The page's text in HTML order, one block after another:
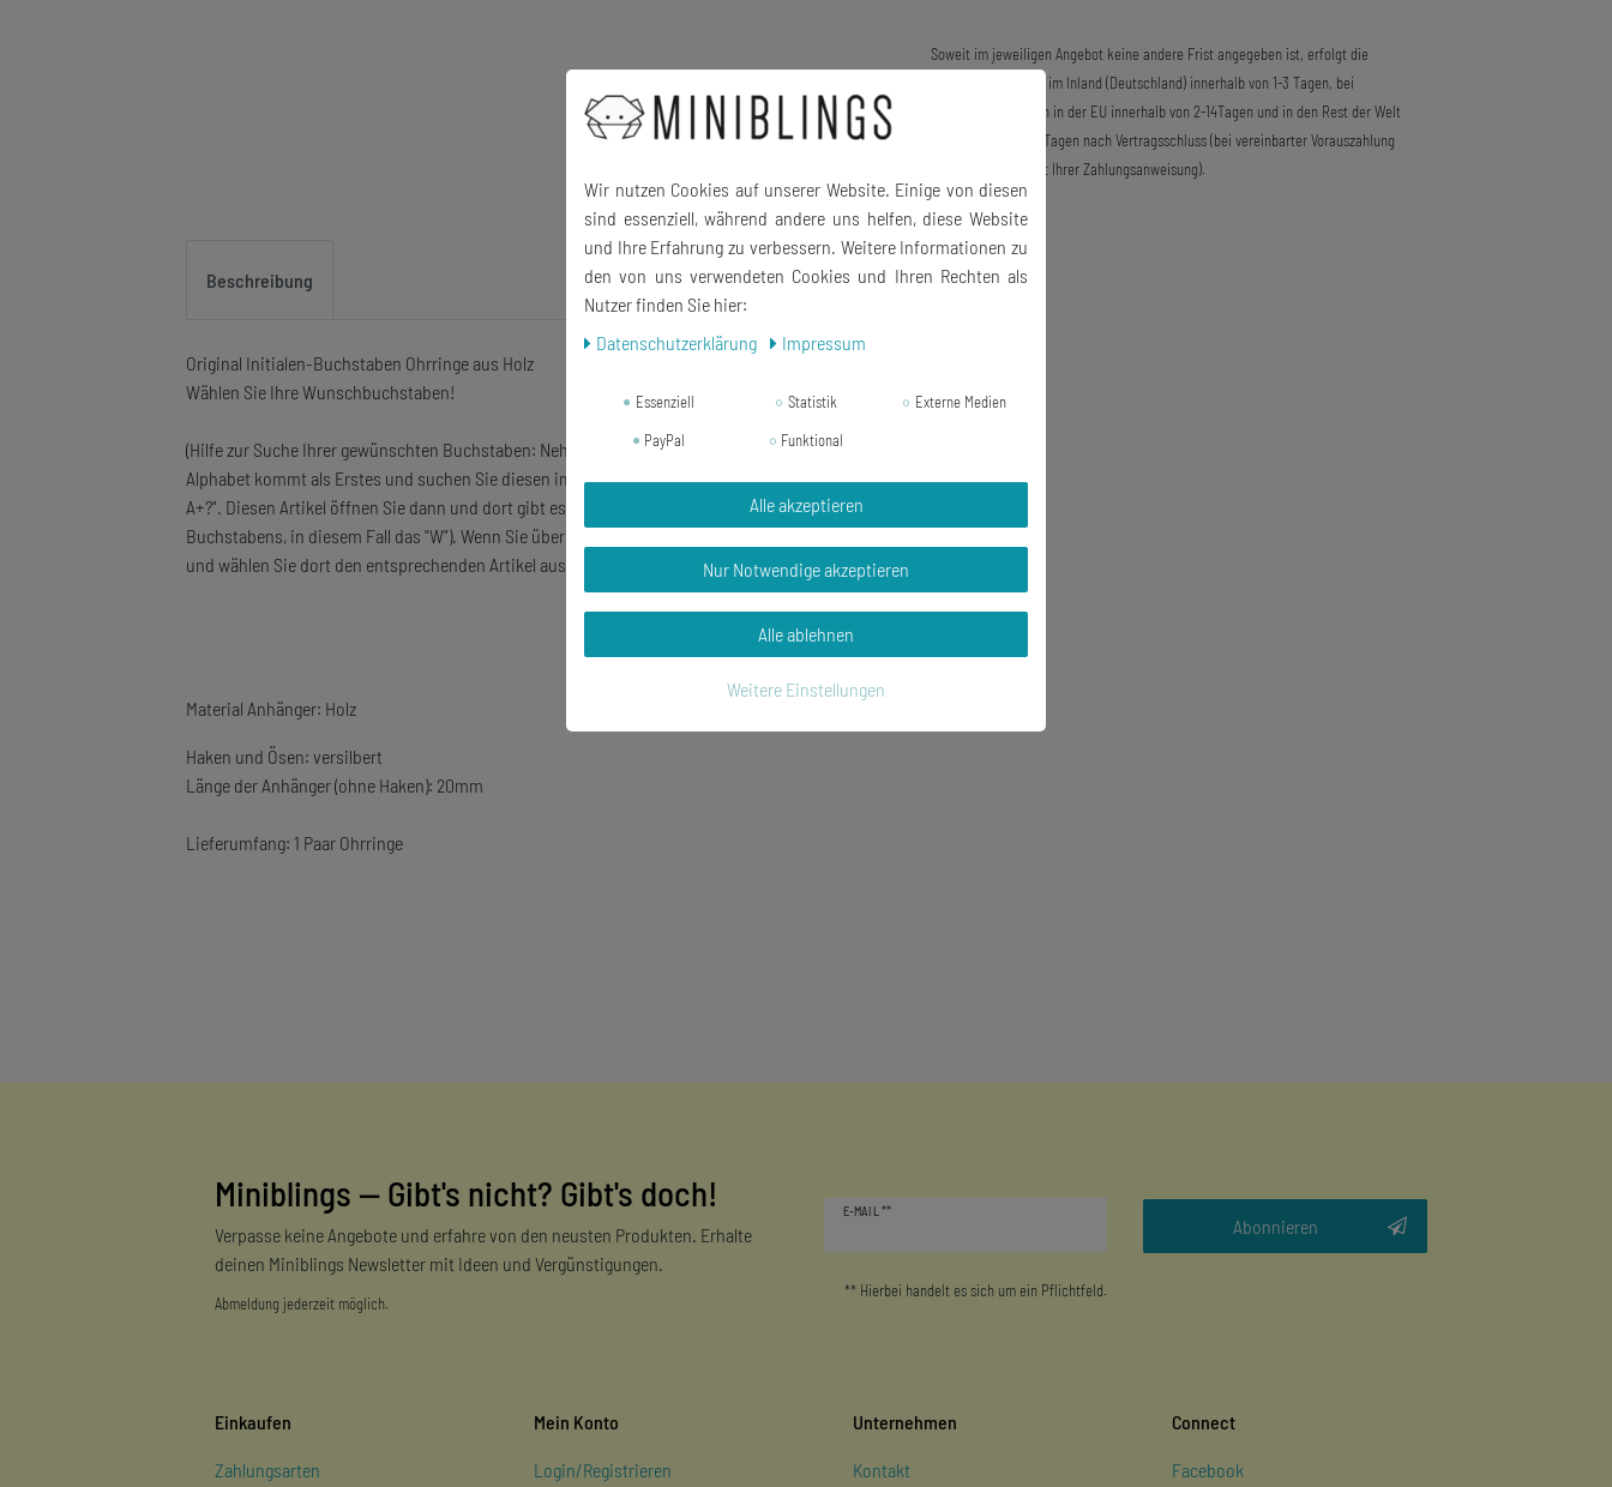
Soweit im jeweiligen Angebot keine andere Frist angegeben ist, erfolgt die
Lieferung der Ware im Inland (Deutschland) innerhalb von 1-3 Tagen, bei
Auslandslieferungen in der EU innerhalb von 2-14Tagen und in den Rest der Welt
innerhalb von 4-28 Tagen nach Vertragsschluss (bei vereinbarter Vorauszahlung
nach dem Zeitpunkt Ihrer Zahlungsanweisung).
Beschreibung
Original Initialen-Buchstaben Ohrringe aus Holz
Wählen Sie Ihre Wunschbuchstaben!
(Hilfe zur Suche Ihrer gewünschten Buchstaben: Nehmen sie den Buchstaben, der als Erster im
Alphabet kommt als Erstes und suchen Sie diesen im Titel (zb wenn sie A+W suchen den Titel " .
A+?". Diesen Artikel öffnen Sie dann und dort gibt es ein drop-down Menü mit der Auswahl des 2.
Buchstabens, in diesem Fall das "W"). Wenn Sie über die Suche gehen, geben sie einfach "A+?" ein
und wählen Sie dort den entsprechenden Artikel aus:)
Material Anhänger: Holz
Haken und Ösen: versilbert
Länge der Anhänger (ohne Haken): 20mm
Lieferumfang: 1 Paar Ohrringe
Miniblings — Gibt's nicht? Gibt's doch!
Verpasse keine Angebote und erfahre von den neusten Produkten. Erhalte
deinen Miniblings Newsletter mit Ideen und Vergünstigungen.
Abmeldung jederzeit möglich.
E-MAIL **
Honig
Abonnieren
** Hierbei handelt es sich um ein Pflichtfeld.
Einkaufen
Zahlungsarten
Mein Konto
Login/Registrieren
Unternehmen
Kontakt
Connect
Facebook
Wir nutzen Cookies auf unserer Website. Einige von diesen
sind essenziell, während andere uns helfen, diese Website
und Ihre Erfahrung zu verbessern. Weitere Informationen zu
den von uns verwendeten Cookies und Ihren Rechten als
Nutzer finden Sie hier:
Daten­schutz­erklärung
Impressum
Essenziell Statistik
Externe Medien
PayPal
Funktional
Alle akzeptieren
Nur Notwendige akzeptieren
Alle ablehnen
Weitere Einstellungen